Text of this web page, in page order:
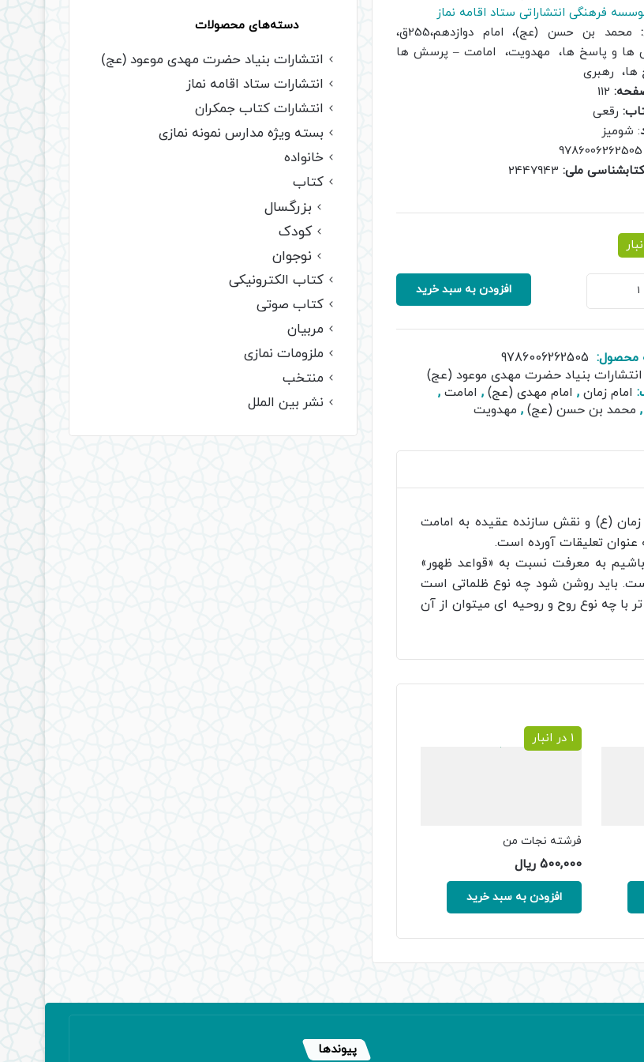
فرهنگی انتشاراتی ستاد اقامه نماز
محمد بن حسن (عج)، امام دوازدهم،255ق،
ها و پاسخ ها، مهدویت، امامت – پرسش ها
ها، رهبری
112
رقعی
: شومیز
9786006262505
ملی:2447943
افزودن به سبد خرید
محصول: 9786006262505
انتشارات بنیاد حضرت مهدی موعود (عج)
امام زمان , امام مهدی (عج) , امامت ,
, محمد بن حسن (عج) , مهدویت
(ع) و نقش سازنده عقیده به امامت
عنوان تعلیقات آورده است.
به معرفت نسبت به «قواعد ظهور»
باید روشن شود چه نوع ظلماتی است
چه نوع روح و روحیه ای میتوان از آن
1 در انبار
فرشته نجات من
500,000 ریال
افزودن به سبد خرید
دسته‌های محصولات
انتشارات بنیاد حضرت مهدی موعود (عج)
انتشارات ستاد اقامه نماز
انتشارات کتاب جمکران
بسته ویژه مدارس نمونه نمازی
خانواده
کتاب
بزرگسال
کودک
نوجوان
کتاب الکترونیکی
کتاب صوتی
مربیان
ملزومات نمازی
منتخب
نشر بین الملل
پیوندها